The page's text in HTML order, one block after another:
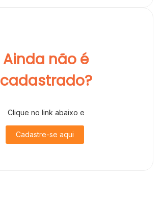
Ainda não é
cadastrado?
Clique no link abaixo e
Cadastre-se aqui